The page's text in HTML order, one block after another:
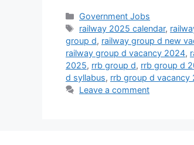
Categories
Government Jobs
Tags
railway 2025 calendar,
group d, railway group d new
railway group d vacancy 2024,
2025, rrb group d, rrb group d
d syllabus, rrb group d vacancy
Leave a comment